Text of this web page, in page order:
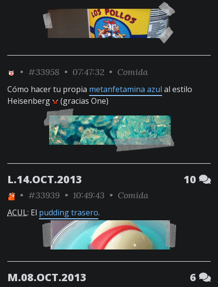
• #33958 • 07:47:32 • Comida
Cómo hacer tu propia metanfetamina azul al estilo
Heisenberg
(gracias One)
L.14.OCT.2013 10
• #33939 • 10:49:43 • Comida
ACUL: El pudding trasero.
M.08.OCT.2013 6